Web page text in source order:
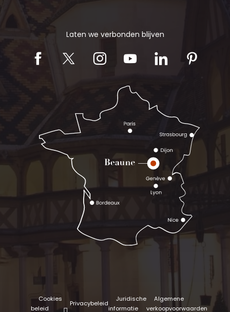
Laten we verbonden blijven
Cookies
beleid
Privacybeleid
Juridische
informatie
Algemene
verkoopvoorwaarden